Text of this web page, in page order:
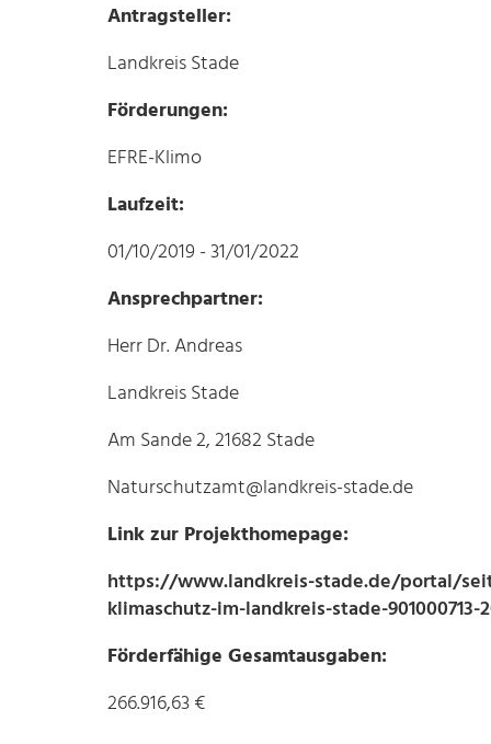
Antragsteller:
Landkreis Stade
Förderungen:
EFRE-Klimo
Laufzeit:
01/10/2019 - 31/01/2022
Ansprechpartner:
Herr Dr. Andreas
Landkreis Stade
Am Sande 2, 21682 Stade
Naturschutzamt@landkreis-stade.de
Link zur Projekthomepage:
https://www.landkreis-stade.de/portal/
klimaschutz-im-landkreis-stade-901000713-
Förderfähige Gesamtausgaben:
266.916,63 €